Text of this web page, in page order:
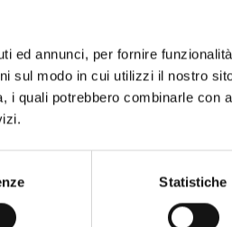
ed annunci, per fornire
sul modo in cui utilizzi il nostro
i quali potrebbero combinarle con
Statistiche
avrà durata
firmato l’8 aprile scorso l’accordo
il servizio scientifico interno della
dall’Università di Pisa, la
Nazionale delle Ricerche (sede di